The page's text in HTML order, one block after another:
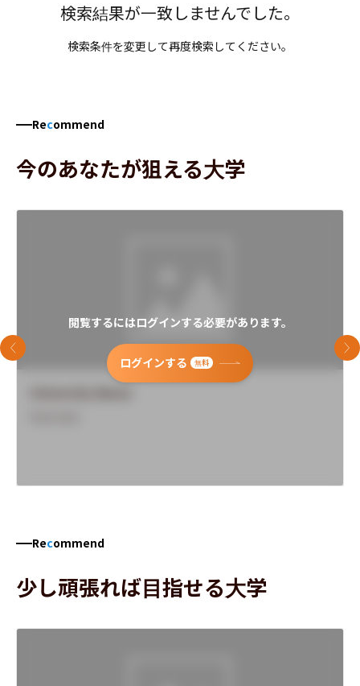
検索結果が一致しませんでした。
検索条件を変更して再度検索してください。
Recommend
今のあなたが狙える大学
閲覧するにはログインする必要があります。
ログインする 無料
前のスライド 次
Recommend
少し頑張れば目指せる大学